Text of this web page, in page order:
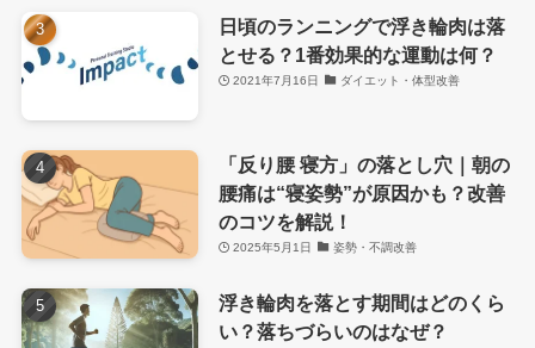
日頃のランニングで浮き輪肉は落
とせる？1番効果的な運動は何？
2021年7月16日 ダイエット・体型改善
「反り腰 寝方」の落とし穴｜朝の
腰痛は“寝姿勢”が原因かも？改善
のコツを解説！
2025年5月1日 姿勢・不調改善
浮き輪肉を落とす期間はどのくら
い？落ちづらいのはなぜ？